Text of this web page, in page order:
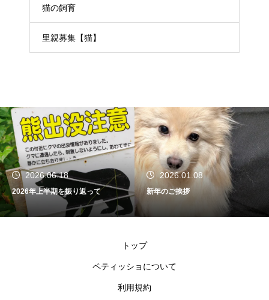
猫の飼育
里親募集【猫】
2026.06.18
2026年上半期を振り返って
2026.01.08
新年のご挨拶
トップ
ペティッショについて
利用規約